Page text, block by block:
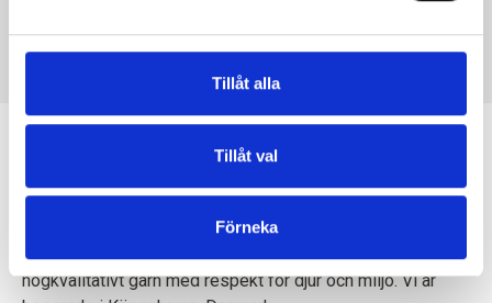
Tillåt alla
Tillåt val
Förneka
MERINO - ELDERFLOWER
SALE PRICE
€8,30
MERINO - WHEAT
SALE PRICE
€8,30
En mor och dotter skapar tillsammans stickmönster och
högkvalitativt garn med respekt för djur och miljö. Vi är